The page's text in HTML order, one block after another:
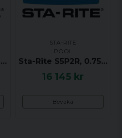
Sta-Rite S5P2R, 1.0hk / 0.75kW, 1-fas 240V
STA-RITE
POOL
Sta-Rite S5P2R, 0.75hk / 0.56kW, 1-fas 240V
16 145 kr
Bevaka